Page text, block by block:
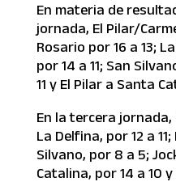
En materia de
jornada, El Pilar/
Rosario por 16 a 13;
por 14 a 11; San
11 y El Pilar a Santa
En la tercera jornada,
La Delfina, por 12 a
Silvano, por 8 a 5;
Catalina, por 14 a 10